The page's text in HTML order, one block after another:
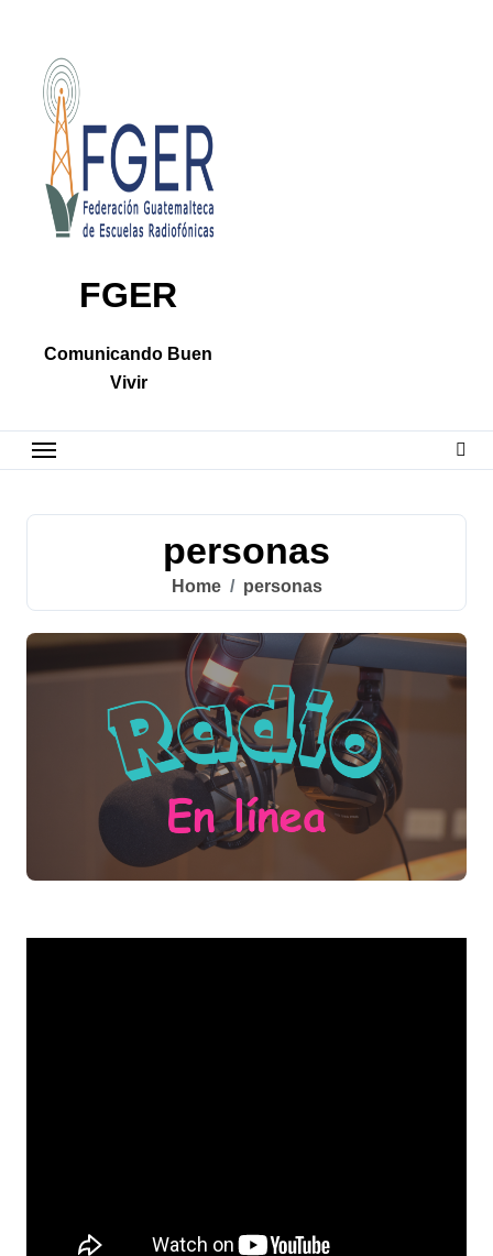
content
FGER
Comunicando Buen
Vivir
personas
Home personas